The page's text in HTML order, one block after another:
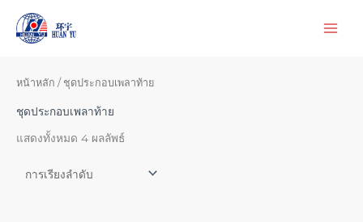
หน้าหลัก / ชุดประกอบเพลาท้าย
ชุดประกอบเพลาท้าย
แสดงทั้งหมด 4 ผลลัพธ์